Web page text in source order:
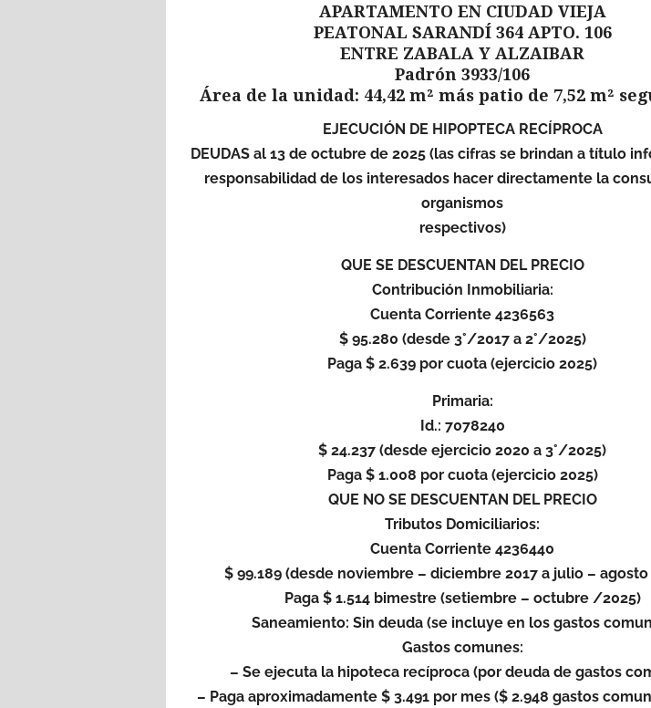
APARTAMENTO EN CIUDAD VIEJA
PEATONAL SARANDÍ 364 APTO. 106
ENTRE ZABALA Y ALZAIBAR
Padrón 3933/106
Área de la unidad: 44,42 m² más patio de 7,52 m²
EJECUCIÓN DE HIPOPTECA RECÍPROCA
DEUDAS al 13 de octubre de 2025 (las cifras se brindan a título
responsabilidad de los interesados hacer directamente la
organismos
respectivos)
QUE SE DESCUENTAN DEL PRECIO
Contribución Inmobiliaria:
Cuenta Corriente 4236563
$ 95.280 (desde 3°/2017 a 2°/2025)
Paga $ 2.639 por cuota (ejercicio 2025)
Primaria:
Id.: 7078240
$ 24.237 (desde ejercicio 2020 a 3°/2025)
Paga $ 1.008 por cuota (ejercicio 2025)
QUE NO SE DESCUENTAN DEL PRECIO
Tributos Domiciliarios:
Cuenta Corriente 4236440
$ 99.189 (desde noviembre – diciembre 2017 a julio –
Paga $ 1.514 bimestre (setiembre – octubre /2025)
Saneamiento: Sin deuda (se incluye en los gastos
Gastos comunes:
– Se ejecuta la hipoteca recíproca (por deuda de gastos
– Paga aproximadamente $ 3.491 por mes ($ 2.948 gastos